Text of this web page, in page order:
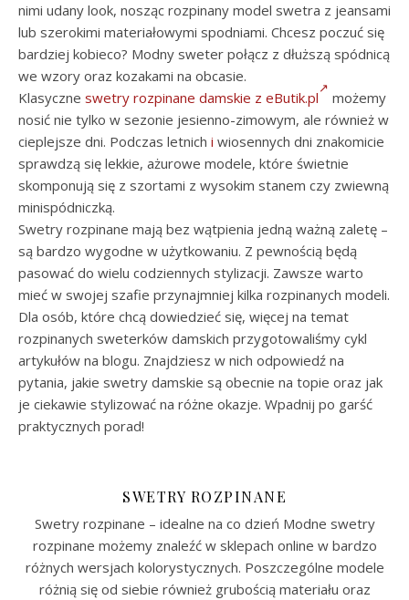
nimi udany look, nosząc rozpinany model swetra z jeansami
lub szerokimi materiałowymi spodniami. Chcesz poczuć się
bardziej kobieco? Modny sweter połącz z dłuższą spódnicą
we wzory oraz kozakami na obcasie.
Klasyczne swetry rozpinane damskie z eButik.pl
możemy
nosić nie tylko w sezonie jesienno-zimowym, ale również w
cieplejsze dni. Podczas letnich i wiosennych dni znakomicie
sprawdzą się lekkie, ażurowe modele, które świetnie
skomponują się z szortami z wysokim stanem czy zwiewną
minispódniczką.
Swetry rozpinane mają bez wątpienia jedną ważną zaletę –
są bardzo wygodne w użytkowaniu. Z pewnością będą
pasować do wielu codziennych stylizacji. Zawsze warto
mieć w swojej szafie przynajmniej kilka rozpinanych modeli.
Dla osób, które chcą dowiedzieć się, więcej na temat
rozpinanych sweterków damskich przygotowaliśmy cykl
artykułów na blogu. Znajdziesz w nich odpowiedź na
pytania, jakie swetry damskie są obecnie na topie oraz jak
je ciekawie stylizować na różne okazje. Wpadnij po garść
praktycznych porad!
SWETRY ROZPINANE
Swetry rozpinane – idealne na co dzień Modne swetry
rozpinane możemy znaleźć w sklepach online w bardzo
różnych wersjach kolorystycznych. Poszczególne modele
różnią się od siebie również grubością materiału oraz